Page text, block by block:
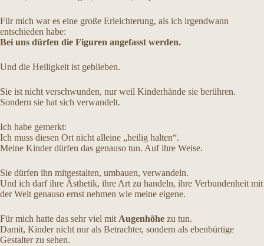
Für mich war es eine große Erleichterung, als ich irgendwann
entschieden habe:
Bei uns dürfen die Figuren angefasst werden.
Und die Heiligkeit ist geblieben.
Sie ist nicht verschwunden, nur weil Kinderhände sie berühren.
Sondern sie hat sich verwandelt.
Ich habe gemerkt:
Ich muss diesen Ort nicht alleine „heilig halten“.
Meine Kinder dürfen das genauso tun. Auf ihre Weise.
Sie dürfen ihn mitgestalten, umbauen, verwandeln.
Und ich darf ihre Ästhetik, ihre Art zu handeln, ihre Verbundenheit mit
der Welt genauso ernst nehmen wie meine eigene.
Für mich hatte das sehr viel mit Augenhöhe zu tun.
Damit, Kinder nicht nur als Betrachter, sondern als ebenbürtige
Gestalter zu sehen.